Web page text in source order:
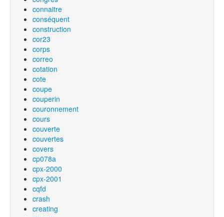
connaitre
conséquent
construction
cor23
corps
correo
cotation
cote
coupe
couperin
couronnement
cours
couverte
couvertes
covers
cp078a
cpx-2000
cpx-2001
cqfd
crash
creating